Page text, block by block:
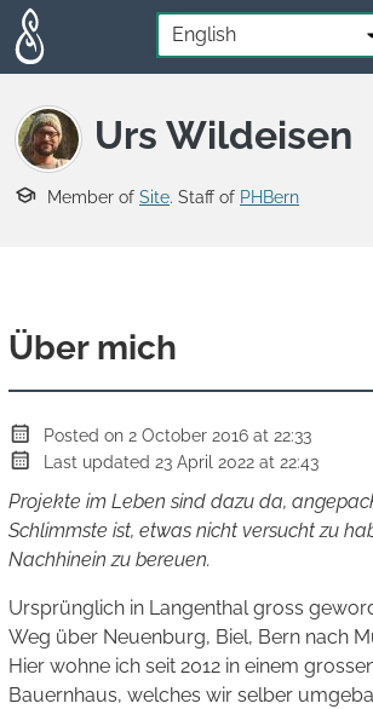
Skip to main content
Language:
Urs Wildeisen
Member of Site. Staff of PHBern
Über mich
Posted on 2 October 2016 at 22:33
Last updated 23 April 2022 at 22:43
Projekte im Leben sind dazu da,
Schlimmste ist, etwas nicht versucht zu
Nachhinein zu bereuen.
Ursprünglich in Langenthal gross
Weg über Neuenburg, Biel, Bern nach
Hier wohne ich seit 2012 in einem
Bauernhaus, welches wir selber